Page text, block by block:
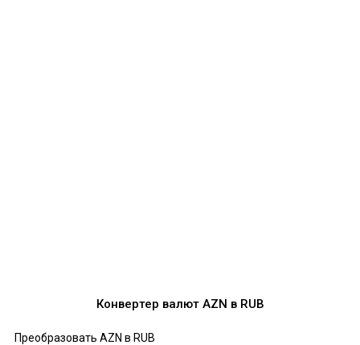
Конвертер валют AZN в RUB
Преобразовать AZN в RUB